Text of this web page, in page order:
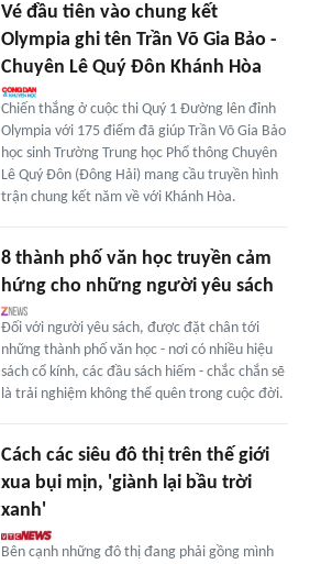
Vé đầu tiên vào chung kết
Olympia ghi tên Trần Võ Gia Bảo -
Chuyên Lê Quý Đôn Khánh Hòa
Chiến thắng ở cuộc thi Quý 1 Đường lên đỉnh
Olympia với 175 điểm đã giúp Trần Võ Gia Bảo
học sinh Trường Trung học Phổ thông Chuyên
Lê Quý Đôn (Đông Hải) mang cầu truyền hình
trận chung kết năm về với Khánh Hòa.
8 thành phố văn học truyền cảm
hứng cho những người yêu sách
Đối với người yêu sách, được đặt chân tới
những thành phố văn học - nơi có nhiều hiệu
sách cổ kính, các đầu sách hiếm - chắc chắn sẽ
là trải nghiệm không thể quên trong cuộc đời.
Cách các siêu đô thị trên thế giới
xua bụi mịn, 'giành lại bầu trời
xanh'
Bên cạnh những đô thị đang phải gồng mình